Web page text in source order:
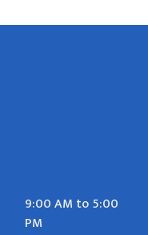
9:00 AM to 5:00
PM